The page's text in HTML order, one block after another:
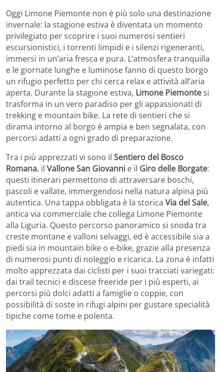
Oggi Limone Piemonte non è più solo una destinazione
invernale: la stagione estiva è diventata un momento
privilegiato per scoprire i suoi numerosi sentieri
escursionistici, i torrenti limpidi e i silenzi rigeneranti,
immersi in un’aria fresca e pura. L’atmosfera tranquilla
e le giornate lunghe e luminose fanno di questo borgo
un rifugio perfetto per chi cerca relax e attività all’aria
aperta. Durante la stagione estiva, Limone Piemontesi
trasforma in un vero paradiso per gli appassionati di
trekking e mountain bike. La rete di sentieri che si
dirama intorno al borgo è ampia e ben segnalata, con
percorsi adatti a ogni grado di preparazione.
Tra i più apprezzati vi sono il Sentiero del Bosco
Romana, il Vallone San Giovanni e il Giro delle Borgate:
questi itinerari permettono di attraversare boschi,
pascoli e vallate, immergendosi nella natura alpina più
autentica. Una tappa obbligata è la storica Via del Sale,
antica via commerciale che collega Limone Piemonte
alla Liguria. Questo percorso panoramico si snoda tra
creste montane e valloni selvaggi, ed è accessibile sia a
piedi sia in mountain bike o e-bike, grazie alla presenza
di numerosi punti di noleggio e ricarica. La zona è infatti
molto apprezzata dai ciclisti per i suoi tracciati variegati:
dai trail tecnici e discese freeride per i più esperti, ai
percorsi più dolci adatti a famiglie o coppie, con
possibilità di soste in rifugi alpini per gustare specialità
tipiche come tome e polenta.